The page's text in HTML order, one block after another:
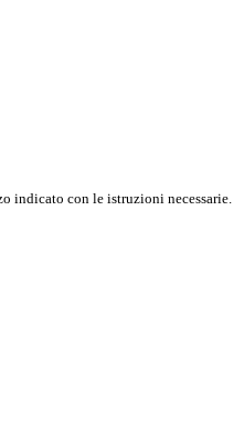
indicato con le istruzioni necessarie.